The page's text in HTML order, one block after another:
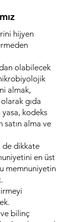
hijyen
olabilecek
almak,
gıda
kodeks
satın alma ve
de dikkate
en üst
memnuniyetin
ve bilinç